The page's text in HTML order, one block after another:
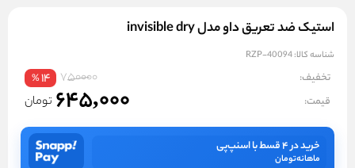
استیک ضد تعریق داو مدل invisible dry
شناسه کالا:RZP-40094
تخفیف: 750000
14
%
قیمت: 645,000 تومان
خرید در ۴ قسط با اسنپ‌پی
ماهانهتومان